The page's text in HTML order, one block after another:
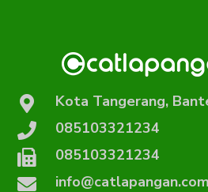
Kota Tangerang,
085103321234
085103321234
info@catlapangan.com